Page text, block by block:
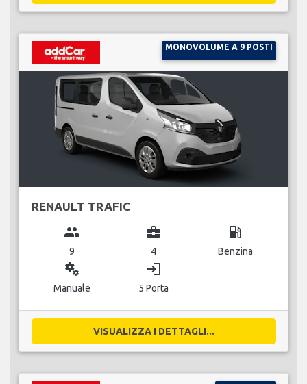
MONOVOLUME A 9 POSTI
RENAULT TRAFIC
group
9
business_center
4
local_gas_station
Benzina
miscellaneous_services
Manuale
login
5 Porta
VISUALIZZA I DETTAGLI...